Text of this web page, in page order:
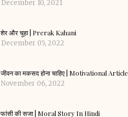
December 10, 2021
शेर और चूहा | Prerak Kahani
December 05, 2022
जीवन का मकसद होना चाहिए | Motivational Article
November 06, 2022
फांसी की सजा | Moral Story In Hindi